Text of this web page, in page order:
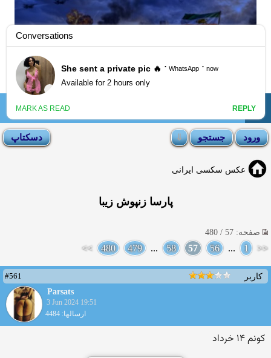
انجمن لوتی ☰
عکس سکسی ایرانی
پارسا زنپوش زیبا
صفحه: 57 / 480
<<
1
...
56
57
58
...
479
480
>>
کاربر
#561
Parsats
3 Jun 2024 19:51
ارسالها: 4484
کونم ۱۴ خرداد